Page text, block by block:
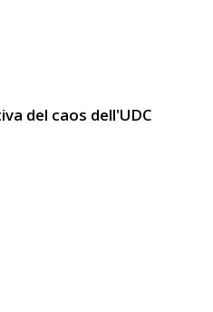
del caos dell'UDC